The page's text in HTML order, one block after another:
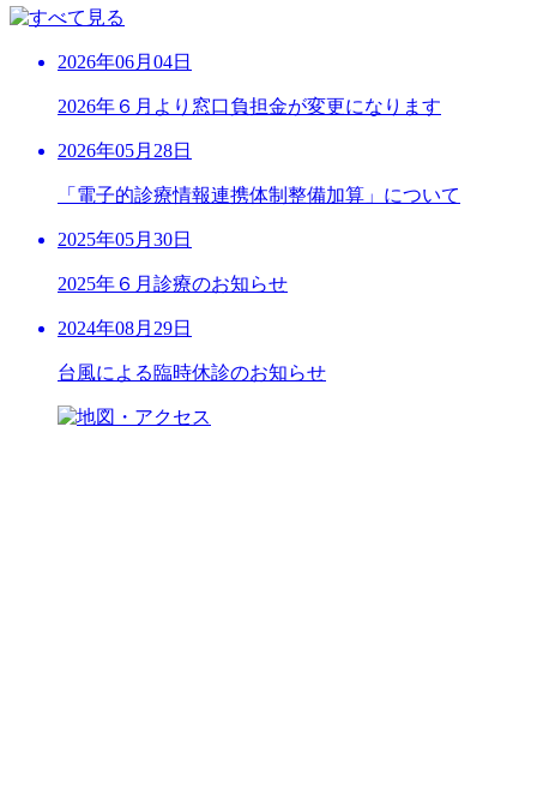
2026年06月04日
2026年６月より窓口負担金が変更になります
2026年05月28日
「電子的診療情報連携体制整備加算」について
2025年05月30日
2025年６月診療のお知らせ
2024年08月29日
台風による臨時休診のお知らせ